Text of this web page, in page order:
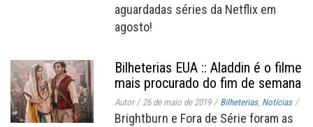
aguardadas séries da Netflix em
agosto!
Bilheterias EUA :: Aladdin é o filme
mais procurado do fim de semana
Autor/ 26 de maio de 2019 / Bilheterias, Notícias /
Brightburn e Fora de Série foram as